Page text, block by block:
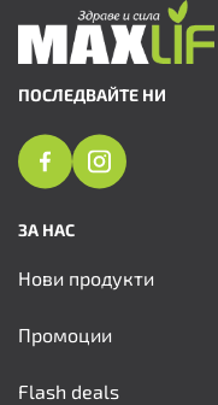
ПОСЛЕДВАЙТЕ НИ
ЗА НАС
Нови продукти
Промоции
Flash deals